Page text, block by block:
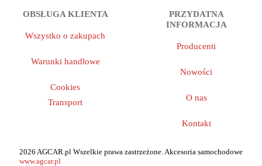
OBSŁUGA KLIENTA
Wszystko o zakupach
Warunki handlowe
Cookies
Transport
PRZYDATNA
INFORMACJA
Producenti
Nowości
O nas
Kontakt
2026 AGCAR.pl Wszelkie prawa zastrzeżone. Akcesoria samochodowe
www.agcar.pl